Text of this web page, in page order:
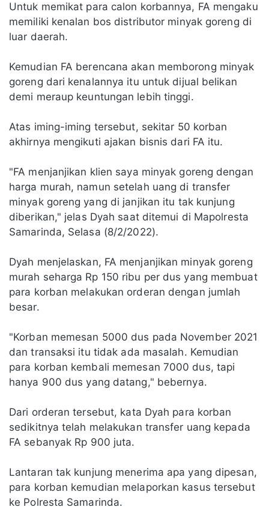
Untuk memikat para calon korbannya, FA mengaku
memiliki kenalan bos distributor minyak goreng di
luar daerah.
Kemudian FA berencana akan memborong minyak
goreng dari kenalannya itu untuk dijual belikan
demi meraup keuntungan lebih tinggi.
Atas iming-iming tersebut, sekitar 50 korban
akhirnya mengikuti ajakan bisnis dari FA itu.
"FA menjanjikan klien saya minyak goreng dengan
harga murah, namun setelah uang di transfer
minyak goreng yang di janjikan itu tak kunjung
diberikan," jelas Dyah saat ditemui di Mapolresta
Samarinda, Selasa (8/2/2022).
Dyah menjelaskan, FA menjanjikan minyak goreng
murah seharga Rp 150 ribu per dus yang membuat
para korban melakukan orderan dengan jumlah
besar.
"Korban memesan 5000 dus pada November 2021
dan transaksi itu tidak ada masalah. Kemudian
para korban kembali memesan 7000 dus, tapi
hanya 900 dus yang datang," bebernya.
Dari orderan tersebut, kata Dyah para korban
sedikitnya telah melakukan transfer uang kepada
FA sebanyak Rp 900 juta.
Lantaran tak kunjung menerima apa yang dipesan,
para korban kemudian melaporkan kasus tersebut
ke Polresta Samarinda.